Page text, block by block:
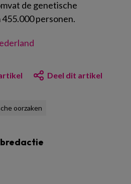
de genetische
personen.
Deel dit artikel
oorzaken